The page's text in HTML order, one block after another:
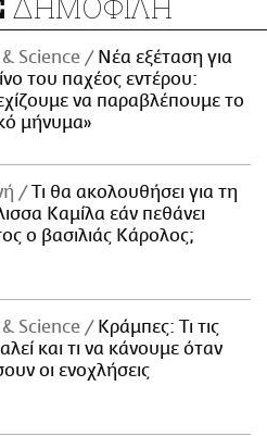
Science
Νέα εξέταση για
του παχέος εντέρου:
να παραβλέπουμε το
μήνυμα»
Τι θα ακολουθήσει για τη
Καμίλα εάν πεθάνει
ο βασιλιάς Κάρολος;
Science
Κράμπες: Τι τις
και τι να κάνουμε όταν
οι ενοχλήσεις